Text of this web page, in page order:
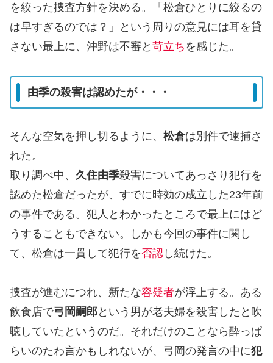
を絞った捜査方針を決める。「松倉ひとりに絞るの
は早すぎるのでは？」という周りの意見には耳を貸
さない最上に、沖野は不審と 苛立ち を感じた。
由季の殺害は認めたが・・・
そんな空気を押し切るように、 松倉は別件で逮捕さ
れた。
取り調べ中、 久住由季殺害についてあっさり犯行を
認めた松倉だったが、すでに時効の成立した23年前
の事件である。犯人とわかったところで最上にはど
うすることもできない。しかも今回の事件に関し
て、松倉は一貫して犯行を否認 し続けた。
捜査が進むにつれ、新たな容疑者が浮上する。ある
飲食店で弓岡嗣郎という男が老夫婦を殺害したと吹
聴していたというのだ。それだけのことなら酔っぱ
らいのたわ言かもしれないが、弓岡の発言の中に犯